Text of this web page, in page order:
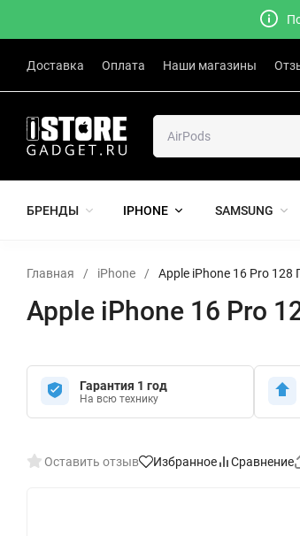
Доставка Оплата Наши магазины
БРЕНДЫ IPHONE SAMSUNG
Главная / iPhone / Apple iPhone 16 Pro
Apple iPhone 16 Pro
Гарантия 1 год
На всю технику
Оставить отзыв Избранное Сравнение